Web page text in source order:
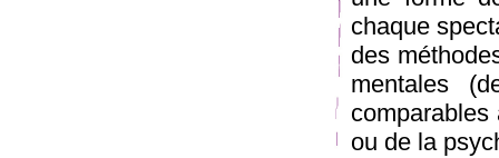
chaque
des
mentales
comparables
ou de la